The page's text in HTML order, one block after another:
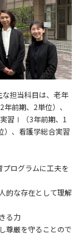
担当科目は、老年
前期、2単位）、
習Ⅰ（3年前期、1
、看護学総合実習
ログラムに工夫を
的な存在として理解
る力
尊厳を守ることので